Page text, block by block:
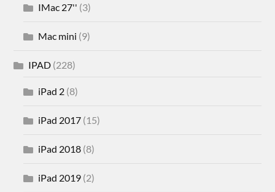
IMac 27'' (3)
Mac mini (9)
IPAD (228)
iPad 2 (8)
iPad 2017 (15)
iPad 2018 (8)
iPad 2019 (2)